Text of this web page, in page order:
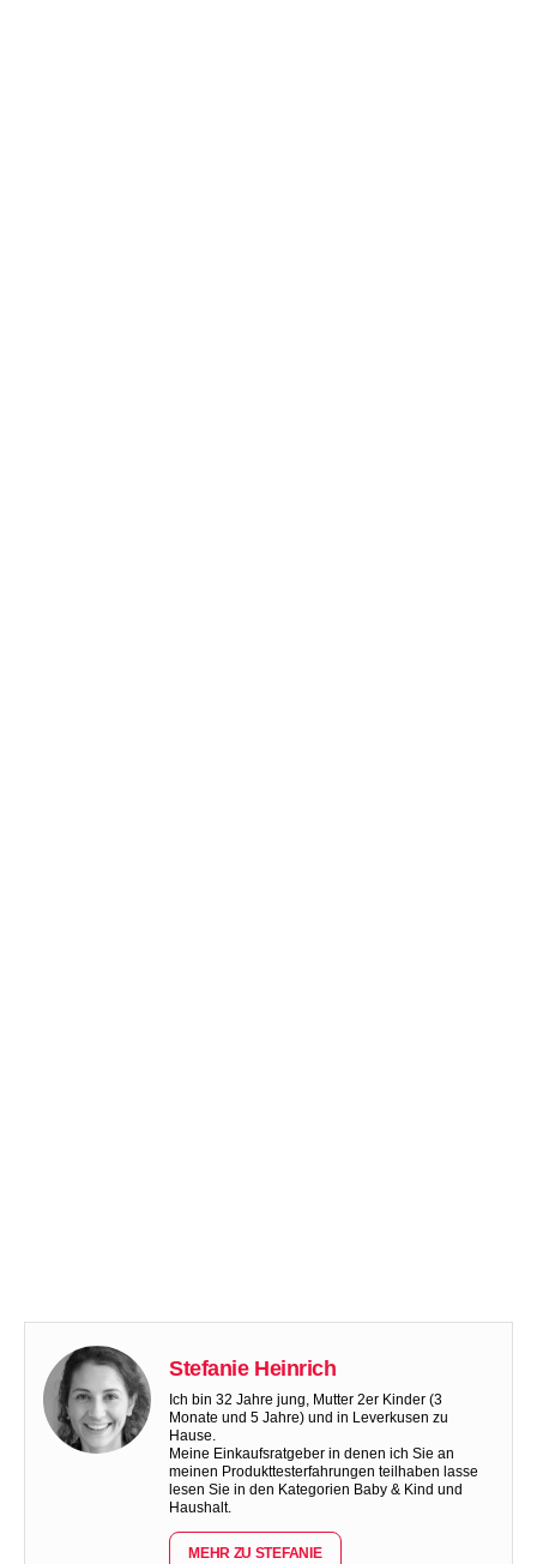
Stefanie Heinrich
Ich bin 32 Jahre jung, Mutter 2er Kinder (3
Monate und 5 Jahre) und in Leverkusen zu
Hause.
Meine Einkaufsratgeber in denen ich Sie an
meinen Produkttesterfahrungen teilhaben lasse
lesen Sie in den Kategorien Baby & Kind und
Haushalt.
MEHR ZU STEFANIE